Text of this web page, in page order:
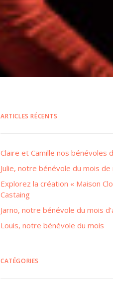
ARTICLES RÉCENTS
Claire et Camille nos bénévoles
Julie, notre bénévole du mois de
Explorez la création « Maison
Castaing
Jarno, notre bénévole du mois
Louis, notre bénévole du mois
CATÉGORIES